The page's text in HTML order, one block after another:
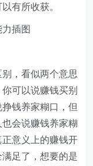
有所收获。
，看似两个意思
可以说赚钱买别
钱养家糊口，但
会说赚钱养家糊
意义上的赚钱开
足了，想要的是